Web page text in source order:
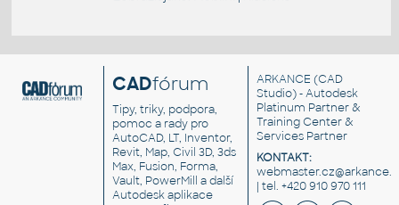
CADfórum
Tipy, triky, podpora,
pomoc a rady pro
AutoCAD, LT, Inventor,
Revit, Map, Civil 3D, 3ds
Max, Fusion, Forma,
Vault, PowerMill a další
Autodesk aplikace
ARKANCE (CAD
Studio) - Autodesk
Platinum Partner &
Training Center &
Services Partner
KONTAKT:
| tel. +420 910 970 111